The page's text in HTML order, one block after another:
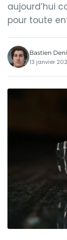
aujourd’hui
pour toute
Bastien
13 janvier